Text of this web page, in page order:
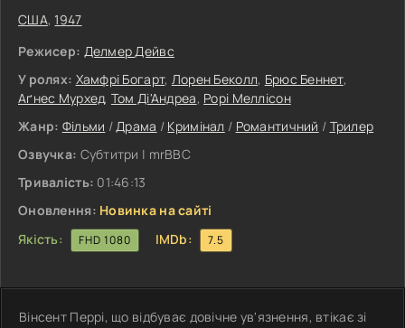
США,1947
Режисер: Делмер Дейвс
У ролях: Хамфрі Богарт, Лорен Беколл, Брюс Беннет,
Аґнес Мурхед, Том Ді'Андреа, Рорі Меллісон
Жанр: Фільми /Драма / Кримінал / Романтичний / Трилер
Озвучка: Субтитри | mrBBC
Тривалість: 01:46:13
Оновлення: Новинка на сайті
Якість:
FHD 1080 IMDb: 7.5
Вінсент Перрі, що відбуває довічне ув'язнення, втікає зі